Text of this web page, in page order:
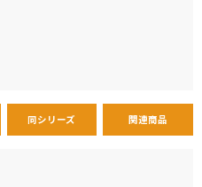
同シリーズ 関連商品